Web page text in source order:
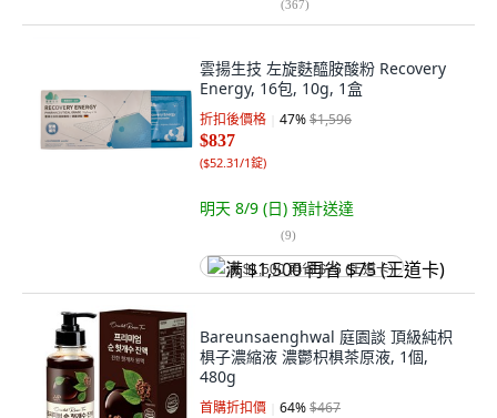
(367)
雲揚生技 左旋麩醯胺酸粉 Recovery
Energy, 16包, 10g, 1盒
折扣後價格 47%$1,596
$837
($52.31/1錠)
明天 8/9 (日) 預計送達
(9)
满 $1,500 再省 $75 (王道卡)
Bareunsaenghwal 庭園談 頂級純枳
椇子濃縮液 濃鬱枳椇茶原液, 1個,
480g
首購折扣價 64%$467